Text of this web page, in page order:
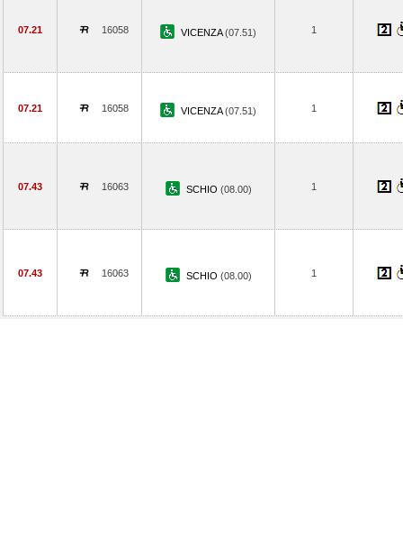
07.21 16058 VICENZA(07.51) 1
07.21 16058 VICENZA(07.51) 1
07.43 16063 SCHIO (08.00) 1
07.43 16063 SCHIO (08.00) 1